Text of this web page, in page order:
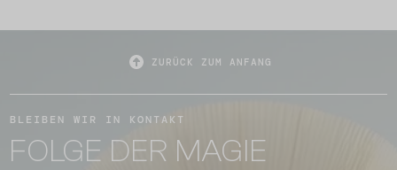
ZURÜCK ZUM ANFANG
BLEIBEN WIR IN KONTAKT
FOLGE DER MAGIE